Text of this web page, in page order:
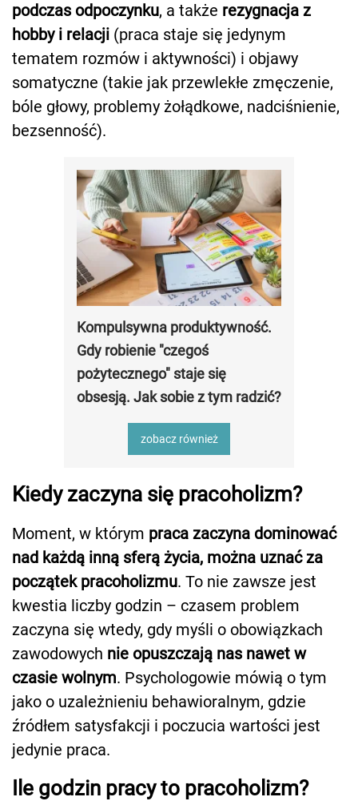
podczas odpoczynku, a także rezygnacja z
hobby i relacji (praca staje się jedynym
tematem rozmów i aktywności) i objawy
somatyczne (takie jak przewlekłe zmęczenie,
bóle głowy, problemy żołądkowe, nadciśnienie,
bezsenność).
Kompulsywna produktywność.
Gdy robienie "czegoś
pożytecznego" staje się
obsesją. Jak sobie z tym radzić?
zobacz również
Kiedy zaczyna się pracoholizm?
Moment, w którym praca zaczyna dominować
nad każdą inną sferą życia, można uznać za
początek pracoholizmu. To nie zawsze jest
kwestia liczby godzin – czasem problem
zaczyna się wtedy, gdy myśli o obowiązkach
zawodowych nie opuszczają nas nawet w
czasie wolnym. Psychologowie mówią o tym
jako o uzależnieniu behawioralnym, gdzie
źródłem satysfakcji i poczucia wartości jest
jedynie praca.
Ile godzin pracy to pracoholizm?